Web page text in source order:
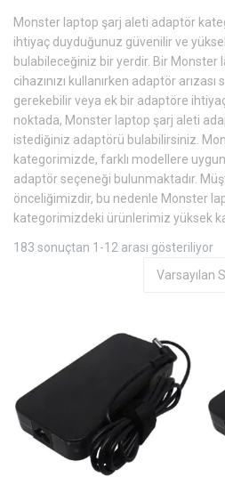
Monster laptop şarj aleti adaptör
ihtiyaç duyduğunuz güvenilir ve
bulabileceğiniz bir yerdir. Bir Monster
cihazınızı kullanırken adaptör
gerekebilir veya ek bir adaptöre
noktada, Monster laptop şarj aleti
istediğiniz adaptörü bulabilirsiniz.
kategorimizde, farklı modellere
adaptör seçeneği bulunmaktadır.
önceliğimizdir, bu nedenle Monster
kategorimizdeki ürünlerimiz yüksek
183 sonuçtan 1-12 arası gösteriliyor